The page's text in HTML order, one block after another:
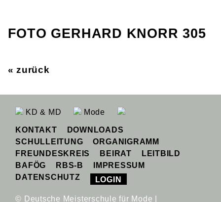
FOTO GERHARD KNORR 305
« zurück
KD & MD Mode
KONTAKT
DOWNLOADS
SCHULLEITUNG
ORGANIGRAMM
FREUNDESKREIS
BEIRAT
LEITBILD
BAFÖG
RBS-B
IMPRESSUM
DATENSCHUTZ
LOGIN
© Deutsche Meisterschule für Mode |